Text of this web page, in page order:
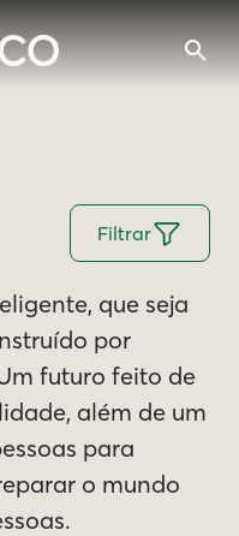
Filtrar
que seja
por
futuro feito de
além de um
para
o mundo